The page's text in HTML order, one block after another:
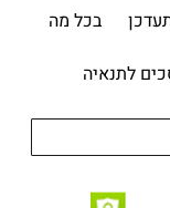
בכל מה
לתנאיה